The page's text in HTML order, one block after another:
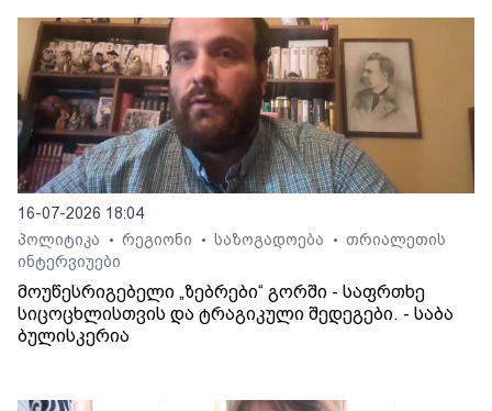
16-07-2026 18:04
პოლიტიკა
• რეგიონი • საზოგადოება • თრიალეთის
ინტერვიუები
მოუწესრიგებელი „ზებრები“ გორში - საფრთხე
სიცოცხლისთვის და ტრაგიკული შედეგები. - საბა
ბულისკერია